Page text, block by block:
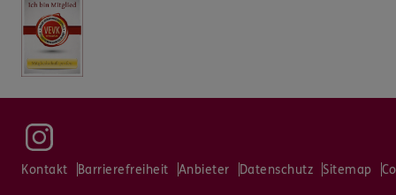
Kontakt Barrierefreiheit Anbieter Datenschutz Sitemap